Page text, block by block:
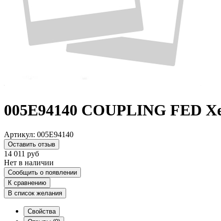
005E94140 COUPLING FED
Артикул: 005E94140
Оставить отзыв
14 011 руб
Нет в наличии
Сообщить о появлении
К сравнению
В список желания
Свойства